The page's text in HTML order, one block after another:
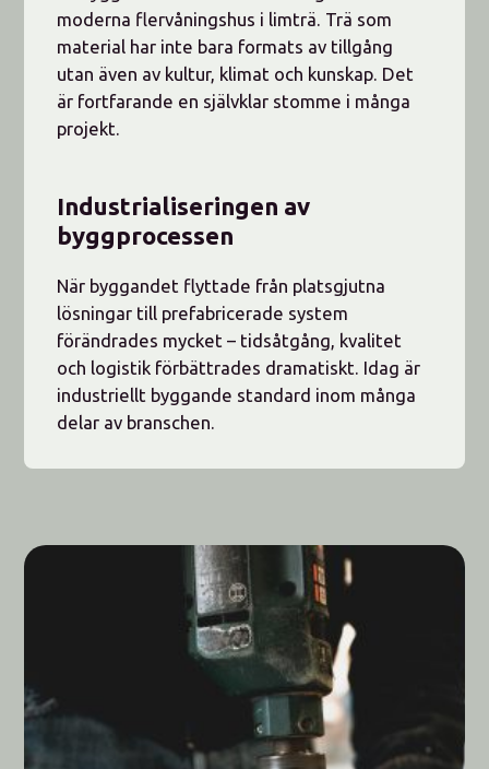
moderna flervåningshus i limträ. Trä som
material har inte bara formats av tillgång
utan även av kultur, klimat och kunskap. Det
är fortfarande en självklar stomme i många
projekt.
Industrialiseringen av
byggprocessen
När byggandet flyttade från platsgjutna
lösningar till prefabricerade system
förändrades mycket – tidsåtgång, kvalitet
och logistik förbättrades dramatiskt. Idag är
industriellt byggande standard inom många
delar av branschen.